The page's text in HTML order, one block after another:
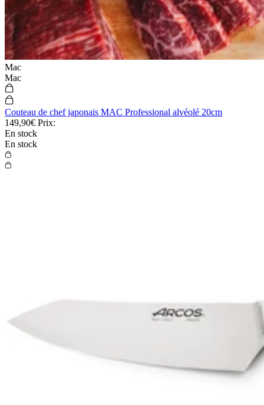
Mac
Mac
Couteau de chef japonais MAC Professional alvéolé 20cm
149,90€ Prix:
En stock
En stock